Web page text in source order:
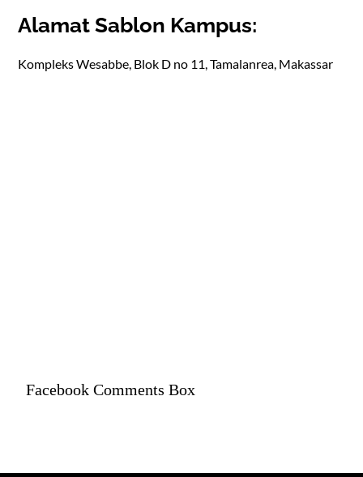
Alamat Sablon Kampus:
Kompleks Wesabbe, Blok D no 11, Tamalanrea, Makassar
Facebook Comments Box